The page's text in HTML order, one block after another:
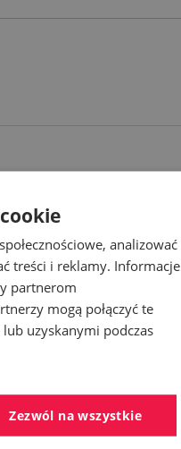
analizować
treści i reklamy. Informacje
partnerom
mogą połączyć te
uzyskanymi podczas
Zezwól na wszystkie